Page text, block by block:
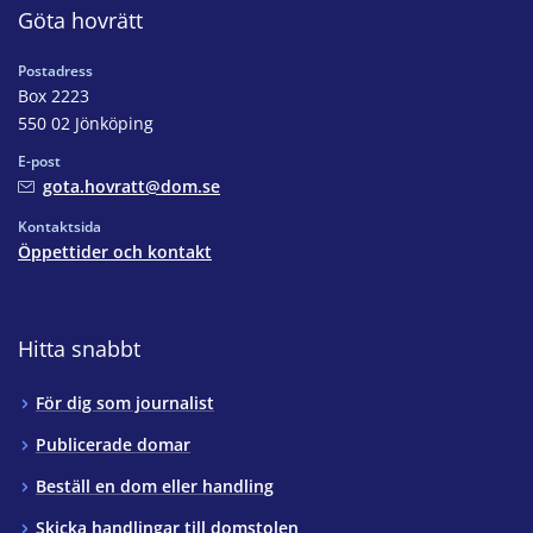
Göta hovrätt
Postadress
Box 2223
550 02 Jönköping
E-post
gota.hovratt@dom.se
Kontaktsida
Öppettider och kontakt
Hitta snabbt
För dig som journalist
Publicerade domar
Beställ en dom eller handling
Skicka handlingar till domstolen